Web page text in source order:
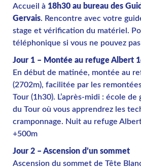
Accueil à 18h30 au bureau des
Gervais. Rencontre avec votre
stage et vérification du matériel.
téléphonique si vous ne pouvez
Jour 1 – Montée au refuge Albert
En début de matinée, montée au
(2702m), facilitée par les
Tour (1h30). L’après-midi : école
du Tour où vous apprendrez les
cramponnage. Nuit au refuge
+500m
Jour 2 – Ascension d’un sommet
Ascension du sommet de Tête